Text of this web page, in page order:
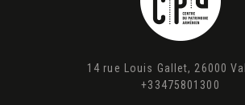
14 rue Louis Gallet, 26000
+33475801300